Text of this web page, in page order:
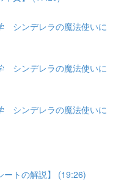
シンデレラの魔法使いに
シンデレラの魔法使いに
シンデレラの魔法使いに
ートの解説】 (19:26)